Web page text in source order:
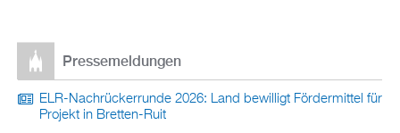
Pressemeldungen
ELR-Nachrückerrunde 2026: Land bewilligt Fördermittel für
Projekt in Bretten-Ruit